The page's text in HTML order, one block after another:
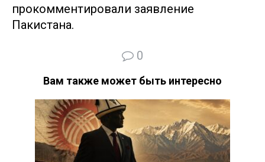
прокомментировали заявление
Пакистана.
0
Вам также может быть интересно